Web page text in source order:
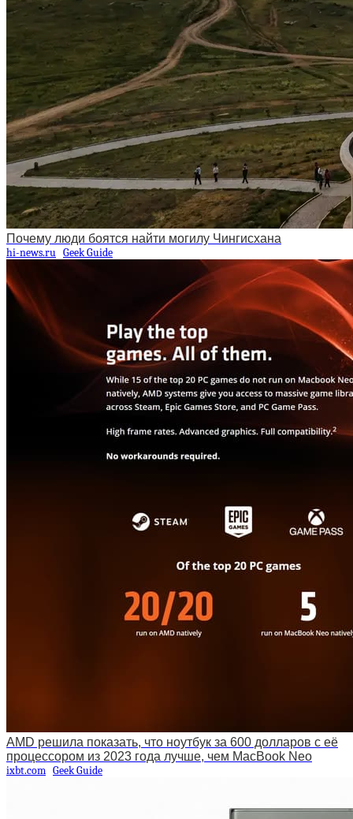
Почему люди боятся найти могилу Чингисхана
hi-news.ru Geek Guide
AMD решила показать, что ноутбук за 600 долларов с её
процессором из 2023 года лучше, чем MacBook Neo
ixbt.com Geek Guide